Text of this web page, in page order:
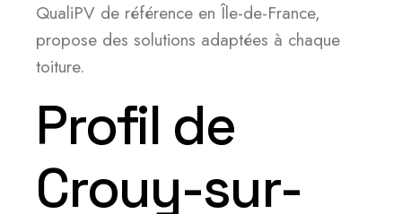
QualiPV de référence en Île-de-France,
propose des solutions adaptées à chaque
toiture.
Profil de
Crouy-sur-